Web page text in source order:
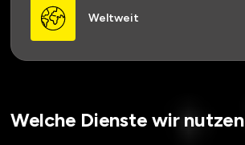
Weltweit
Welche Dienste wir nutzen